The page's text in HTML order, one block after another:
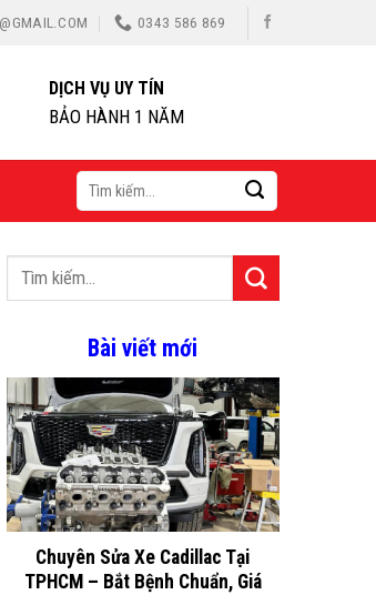
0343 586 869
DỊCH VỤ UY TÍN
BẢO HÀNH 1 NĂM
Bài viết mới
Chuyên Sửa Xe Cadillac Tại
TPHCM – Bắt Bệnh Chuẩn, Giá